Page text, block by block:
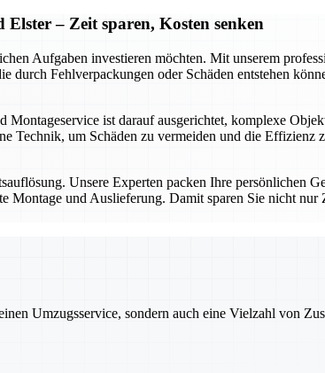
– Zeit sparen, Kosten senken
Aufgaben investieren möchten. Mit unserem
Fehlverpackungen oder Schäden entstehen
ist darauf ausgerichtet, komplexe
Technik, um Schäden zu vermeiden und die
Unsere Experten packen Ihre persönlichen
und Auslieferung. Damit sparen Sie nicht
Umzugsservice, sondern auch eine Vielzahl von